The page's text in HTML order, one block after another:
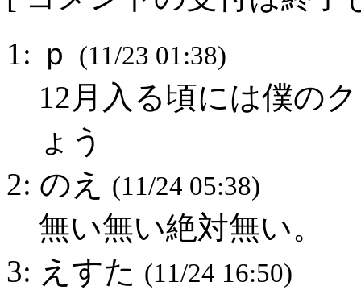
1: ｐ
(11/23 01:38)
12月入る頃には僕の
ょう
2: のえ
(11/24 05:38)
無い無い絶対無い。
3: えすた (11/24 16:50)